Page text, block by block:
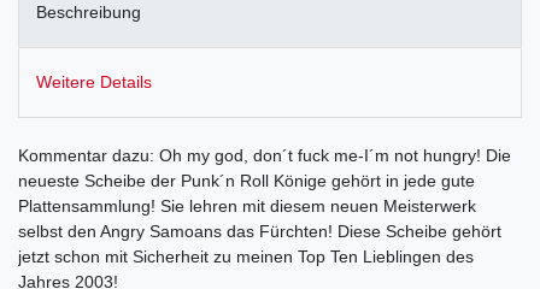
Beschreibung
Weitere Details
Kommentar dazu: Oh my god, don´t fuck me-I´m not hungry! Die
neueste Scheibe der Punk´n Roll Könige gehört in jede gute
Plattensammlung! Sie lehren mit diesem neuen Meisterwerk
selbst den Angry Samoans das Fürchten! Diese Scheibe gehört
jetzt schon mit Sicherheit zu meinen Top Ten Lieblingen des
Jahres 2003!